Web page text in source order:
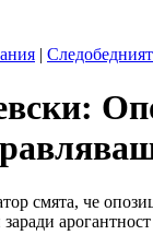
|
смята, че
арогантност